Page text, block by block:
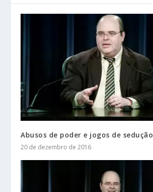
Abusos de poder e jogos de sedução
20 de dezembro de 2016